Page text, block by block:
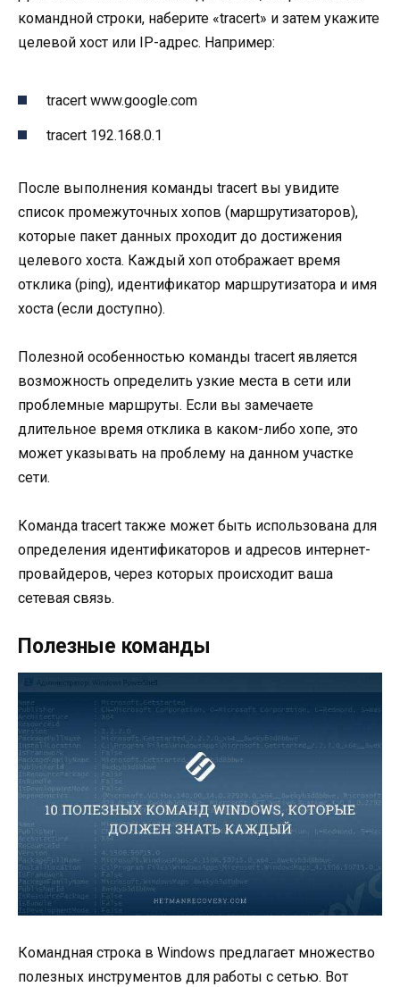
командной строки, наберите «tracert» и затем укажите
целевой хост или IP-адрес. Например:
tracert www.google.com
tracert 192.168.0.1
После выполнения команды tracert вы увидите
список промежуточных хопов (маршрутизаторов),
которые пакет данных проходит до достижения
целевого хоста. Каждый хоп отображает время
отклика (ping), идентификатор маршрутизатора и имя
хоста (если доступно).
Полезной особенностью команды tracert является
возможность определить узкие места в сети или
проблемные маршруты. Если вы замечаете
длительное время отклика в каком-либо хопе, это
может указывать на проблему на данном участке
сети.
Команда tracert также может быть использована для
определения идентификаторов и адресов интернет-
провайдеров, через которых происходит ваша
сетевая связь.
Полезные команды
Командная строка в Windows предлагает множество
полезных инструментов для работы с сетью. Вот